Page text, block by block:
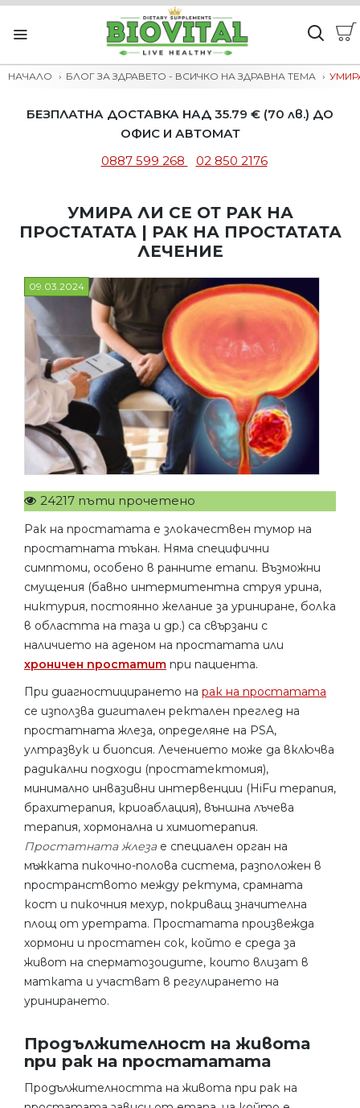
НАЧАЛО БЛОГ ЗА ЗДРАВЕТО - ВСИЧКО НА ЗДРАВНА ТЕМА
БЕЗПЛАТНА ДОСТАВКА НАД 35.79 € (70 лв.) ДО
ОФИС И АВТОМАТ
0887 599 268
02 850 2176
УМИРА ЛИ СЕ ОТ РАК НА
ПРОСТАТАТА | РАК НА ПРОСТАТАТА
ЛЕЧЕНИЕ
09.03.2024
24217 пъти прочетено
Рак на простатата е злокачествен тумор на
простатната тъкан. Няма специфични
симптоми, особено в ранните етапи. Възможни
смущения (бавно интермитентна струя урина,
никтурия, постоянно желание за уриниране, болка
в областта на таза и др.) са свързани с
наличието на аденом на простатата или
хроничен простатит при пациента.
При диагностицирането на рак на простатата
се използва дигитален ректален преглед на
простатната жлеза, определяне на PSA,
ултразвук и биопсия. Лечението може да включва
радикални подходи (простатектомия),
минимално инвазивни интервенции (HiFu терапия,
брахитерапия, криоаблация), външна лъчева
терапия, хормонална и химиотерапия.
Простатната жлезае специален орган на
мъжката пикочно-полова система, разположен в
пространството между ректума, срамната
кост и пикочния мехур, покриващ значителна
площ от уретрата. Простатата произвежда
хормони и простатен сок, който е среда за
живот на сперматозоидите, които влизат в
матката и участват в регулирането на
уринирането.
Продължителност на живота
при рак на простататата
Продължителността на живота при рак на